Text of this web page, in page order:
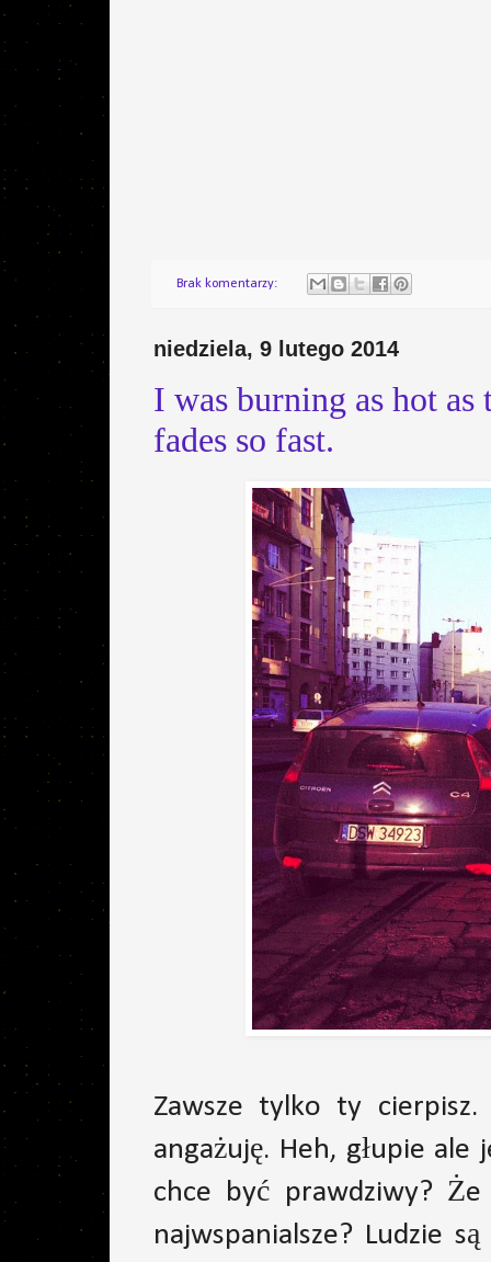
Brak komentarzy:
niedziela, 9 lutego 2014
I was burning as hot
fades so fast.
Zawsze tylko ty
angażuję. Heh, głupie
chce być prawdziwy?
najwspanialsze? Ludzie